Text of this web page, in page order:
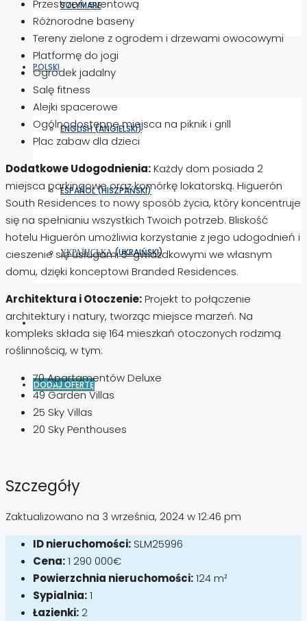
SOLYMARE
POLSKI
ENGLISH(ANGIELSKI)
ESPAÑOL(HISZPAŃSKI)
УКРАЇНСЬКА(UKRAIŃSKI)
DODAJ OFERTĘ
Przestrzeń eventową
Różnorodne baseny
Tereny zielone z ogrodem i drzewami owocowymi
Platformę do jogi
Ogródek jadalny
Salę fitness
Alejki spacerowe
Ogólnodostępne miejsca na piknik i grill
Plac zabaw dla dzieci
Dodatkowe Udogodnienia:Każdy dom posiada 2
miejsca parkingowe oraz komórkę lokatorską. Higuerón
South Residences to nowy sposób życia, który koncentruje
się na spełnianiu wszystkich Twoich potrzeb. Bliskość
hotelu Higuerón umożliwia korzystanie z jego udogodnień i
cieszenie się usługami 5-gwiazdkowymi we własnym
domu, dzięki konceptowi Branded Residences.
Architektura i Otoczenie:Projekt to połączenie
architektury i natury, tworząc miejsce marzeń. Na
kompleks składa się 164 mieszkań otoczonych rodzimą
roślinnością, w tym:
70 Apartamentów Deluxe
49 Garden Villas
25 Sky Villas
20 Sky Penthouses
Szczegóły
Zaktualizowano na 3 września, 2024 w 12:46 pm
ID nieruchomości: SLM25996
Cena:1 290 000€
Powierzchnia nieruchomości:124 m²
Sypialnia:1
Łazienki: 2